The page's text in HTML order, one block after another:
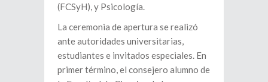
(FCSyH), y Psicología.
La ceremonia de apertura se realizó
ante autoridades universitarias,
estudiantes e invitados especiales. En
primer término, el consejero alumno de